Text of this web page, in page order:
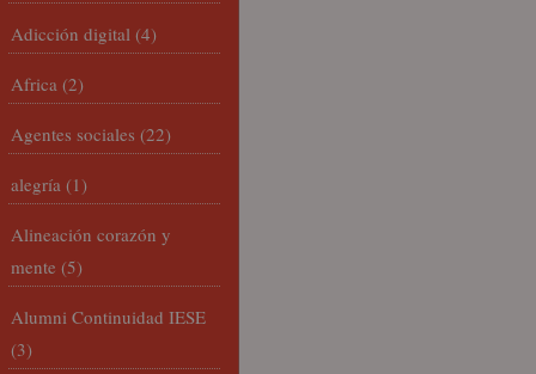
Adicción digital (4)
Africa (2)
Agentes sociales (22)
alegría (1)
Alineación corazón y
mente (5)
Alumni Continuidad IESE
(3)